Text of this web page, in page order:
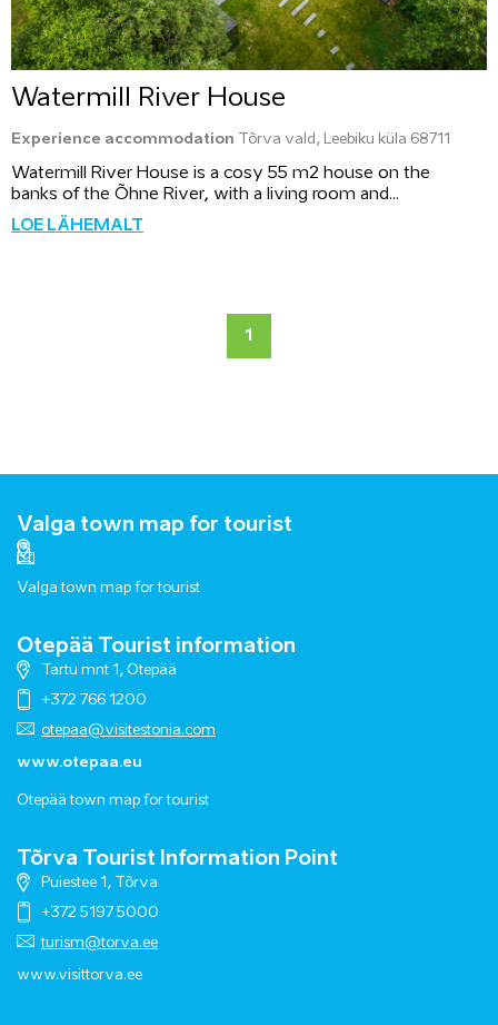
Watermill River House
Experience accommodation Tõrva vald, Leebiku küla 68711
Watermill River House is a cosy 55 m2 house on the
banks of the Õhne River, with a living room and...
LOE LÄHEMALT
1
Valga town map for tourist
Valga town map for tourist
Otepää Tourist information
Tartu mnt 1, Otepää
+372 766 1200
otepaa@visitestonia.com
www.otepaa.eu
Otepää town map for tourist
Tõrva Tourist Information Point
Puiestee 1, Tõrva
+372 5197 5000
turism@torva.ee
www.visittorva.ee